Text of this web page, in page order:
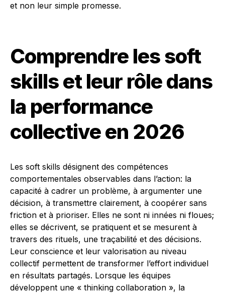
et non leur simple promesse.
Comprendre les soft
skills et leur rôle dans
la performance
collective en 2026
Les soft skills désignent des compétences
comportementales observables dans l’action: la
capacité à cadrer un problème, à argumenter une
décision, à transmettre clairement, à coopérer sans
friction et à prioriser. Elles ne sont ni innées ni floues;
elles se décrivent, se pratiquent et se mesurent à
travers des rituels, une traçabilité et des décisions.
Leur conscience et leur valorisation au niveau
collectif permettent de transformer l’effort individuel
en résultats partagés. Lorsque les équipes
développent une « thinking collaboration », la